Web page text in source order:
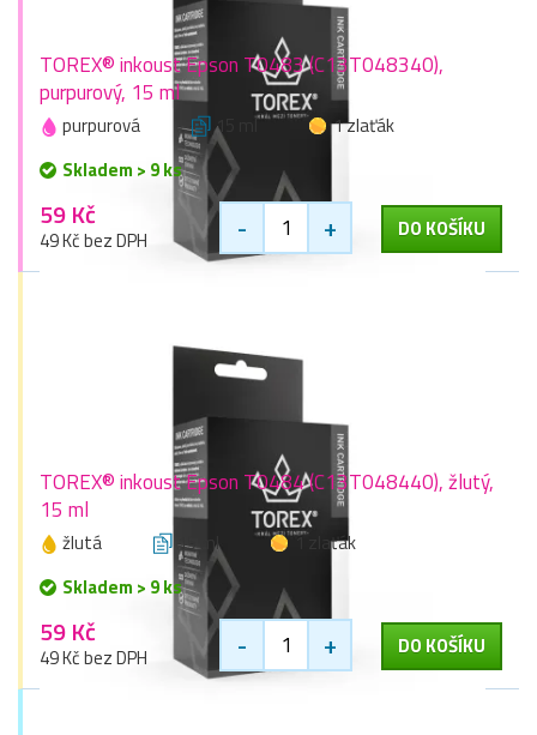
TOREX® inkoust Epson T0483 (C13T048340),
purpurový, 15 ml
purpurová 15 ml
1 zlaťák
Skladem > 9 ks
59 Kč
49 Kč bez DPH - + DO KOŠÍKU
TOREX® inkoust Epson T0484 (C13T048440), žlutý,
15 ml
žlutá 15 ml
1 zlaťák
Skladem > 9 ks
59 Kč
49 Kč bez DPH - + DO KOŠÍKU